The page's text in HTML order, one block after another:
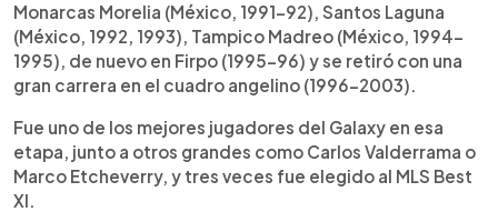
Monarcas Morelia (México, 1991-92), Santos Laguna
(México, 1992, 1993), Tampico Madreo (México, 1994-
1995), de nuevo en Firpo (1995-96) y se retiró con una
gran carrera en el cuadro angelino (1996-2003).
Fue uno de los mejores jugadores del Galaxy en esa
etapa, junto a otros grandes como Carlos Valderrama o
Marco Etcheverry, y tres veces fue elegido al MLS Best
XI.